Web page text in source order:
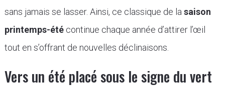
sans jamais se lasser. Ainsi, ce classique de lasaison
printemps-étécontinue chaque année d’attirer l’œil
tout en s’offrant de nouvelles déclinaisons.
Vers un été placé sous le signe du vert